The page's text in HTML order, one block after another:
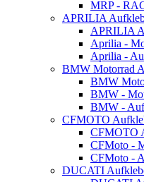
MRP -
APRILIA
APRILIA
Aprilia -
Aprilia -
BMW Motorrad
BMW
BMW -
BMW -
CFMOTO
CFMOTO
CFMoto -
CFMoto -
DUCATI